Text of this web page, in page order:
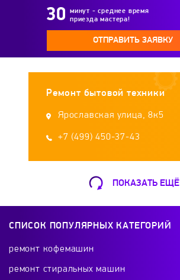
минут - среднее время
приезда мастера!
ОТПРАВИТЬ ЗАЯВКУ
Ремонт бытовой техники
Ярославская улица, 8к5
+7 (499) 450-37-43
ПОКАЗАТЬ ЕЩЁ
СПИСОК ПОПУЛЯРНЫХ КАТЕГОРИЙ
ремонт кофемашин
ремонт стиральных машин